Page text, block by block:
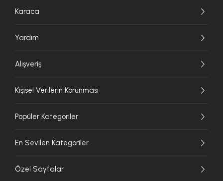
Karaca
Yardım
Alışveriş
Kişisel Verilerin Korunması
Popüler Kategoriler
En Sevilen Kategoriler
Özel Sayfalar